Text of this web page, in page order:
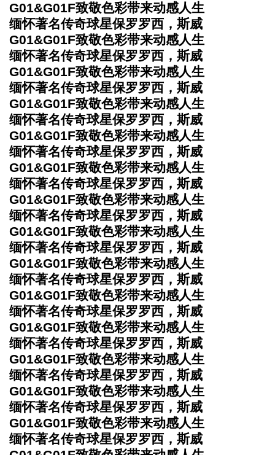
G01&G01F致敬色彩带来动感人生
缅怀著名传奇球星保罗罗西，斯威
G01&G01F致敬色彩带来动感人生
缅怀著名传奇球星保罗罗西，斯威
G01&G01F致敬色彩带来动感人生
缅怀著名传奇球星保罗罗西，斯威
G01&G01F致敬色彩带来动感人生
缅怀著名传奇球星保罗罗西，斯威
G01&G01F致敬色彩带来动感人生
缅怀著名传奇球星保罗罗西，斯威
G01&G01F致敬色彩带来动感人生
缅怀著名传奇球星保罗罗西，斯威
G01&G01F致敬色彩带来动感人生
缅怀著名传奇球星保罗罗西，斯威
G01&G01F致敬色彩带来动感人生
缅怀著名传奇球星保罗罗西，斯威
G01&G01F致敬色彩带来动感人生
缅怀著名传奇球星保罗罗西，斯威
G01&G01F致敬色彩带来动感人生
缅怀著名传奇球星保罗罗西，斯威
G01&G01F致敬色彩带来动感人生
缅怀著名传奇球星保罗罗西，斯威
G01&G01F致敬色彩带来动感人生
缅怀著名传奇球星保罗罗西，斯威
G01&G01F致敬色彩带来动感人生
缅怀著名传奇球星保罗罗西，斯威
G01&G01F致敬色彩带来动感人生
缅怀著名传奇球星保罗罗西，斯威